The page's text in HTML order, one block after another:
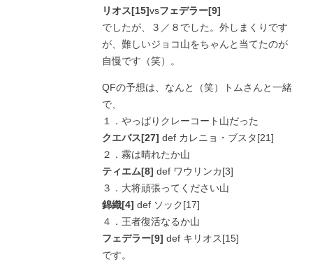
リオス[15]vsフェデラー[9]
でしたが、３／８でした。外しまくりです
が、難しいジョコ山をちゃんと当てたのが
自慢です（笑）。
QFの予想は、なんと（笑）トムさんと一緒
で、
１．やっぱりクレーコート山だった
クエバス[27] def カレニョ・ブスタ[21]
２．霧は晴れたか山
ティエム[8] def ワウリンカ[3]
３．大将頑張ってください山
錦織[4] def ソック[17]
４．王者復活なるか山
フェデラー[9] def キリオス[15]
です。